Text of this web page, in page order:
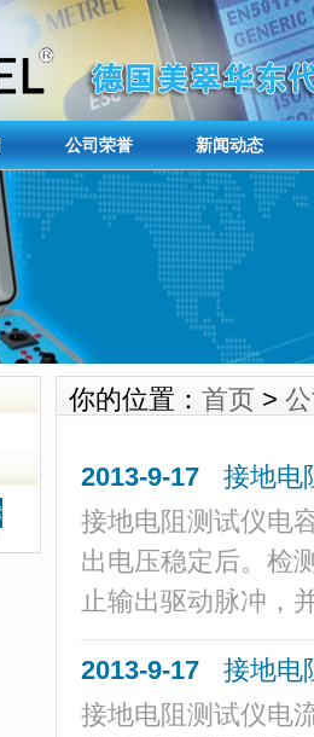
公司荣誉 新闻动态
你的位置： 首页 >
2013-9-17
接地电
接地电阻测试仪电
出电压稳定后。检
止输出驱动脉冲，
2013-9-17
接地电
接地电阻测试仪电